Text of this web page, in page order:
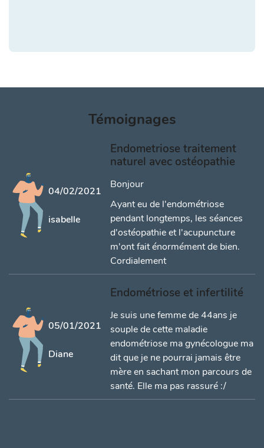
Témoignages
04/02/2021
isabelle
Endometriose traitement
naturel avec ostéopathie
Bonjour
Ayant eu de l'endométriose
pendant longtemps, les séances
d'ostéopathie et l'acupuncture
m'ont fait énormément de bien.
Cordialement
05/01/2021
Diane
Endométriose et infertilité
Je suis une femme de 44ans je
souple de cette maladie
endométriose ma gynécologue ma
dit que je ne pourrai jamais être
mère en sachant mon parcours de
santé. Elle ma pas rassuré :/